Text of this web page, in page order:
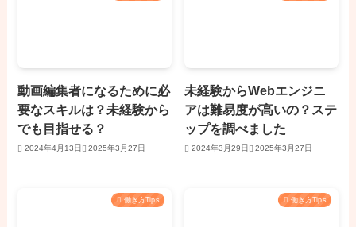
動画編集者になるために必
要なスキルは？未経験から
でも目指せる？
2024年4月13日 2025年3月27日
未経験からWebエンジニ
アは難易度が高いの？ステ
ップを調べました
2024年3月29日 2025年3月27日
働き方Tips 働き方Tips